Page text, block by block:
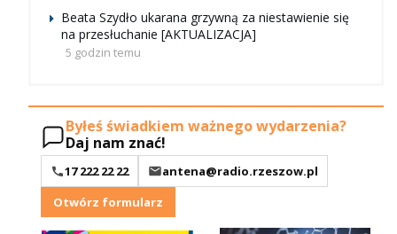
Beata Szydło ukarana grzywną za niestawienie się
na przesłuchanie [AKTUALIZACJA]
5 godzin temu
Byłeś świadkiem ważnego wydarzenia?
Daj nam znać!
17 222 22 22
antena@radio.rzeszow.pl
Otwórz formularz